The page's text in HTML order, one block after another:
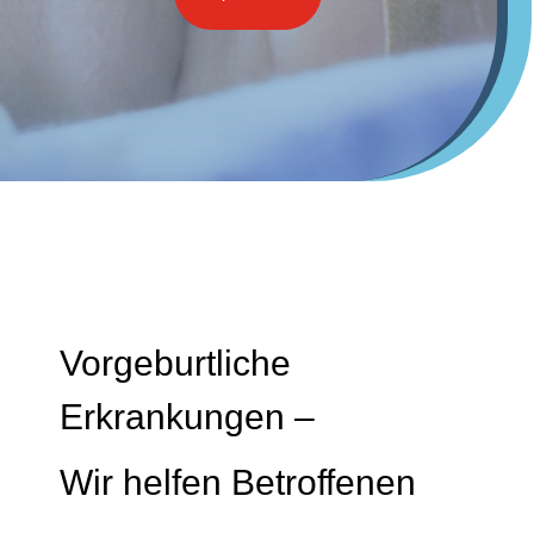
Vorgeburtliche
Erkrankungen –
Wir helfen Betroffenen